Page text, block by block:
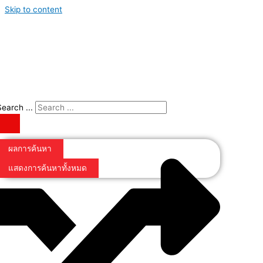
Skip to content
...
ผลการค้นหา
แสดงการค้นหาทั้งหมด